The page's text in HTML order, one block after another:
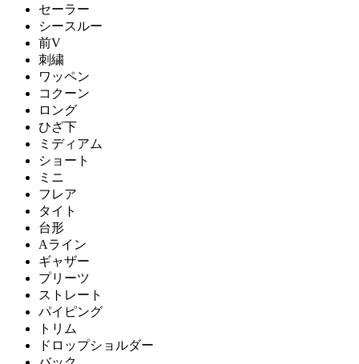
セーラー
シースルー
前V
刺繍
ワッペン
コクーン
ロング
ひざ下
ミディアム
ショート
ミニ
フレア
タイト
台形
Aライン
ギャザー
プリーツ
ストレート
パイピング
トリム
ドロップショルダー